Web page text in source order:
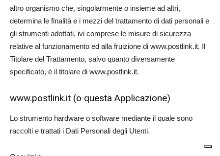
altro organismo che, singolarmente o insieme ad altri,
determina le finalità e i mezzi del trattamento di dati personali e
gli strumenti adottati, ivi comprese le misure di sicurezza
relative al funzionamento ed alla fruizione di www.postlink.it. Il
Titolare del Trattamento, salvo quanto diversamente
specificato, è il titolare di www.postlink.it.
www.postlink.it (o questa Applicazione)
Lo strumento hardware o software mediante il quale sono
raccolti e trattati i Dati Personali degli Utenti.